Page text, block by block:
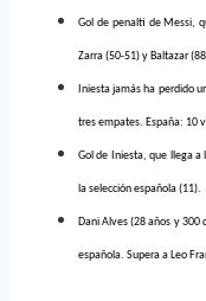
Gol de penalti de Messi,
Zarra (50-51) y Baltazar
Iniesta jamás ha perdido
tres empates. España: 10
Gol de Iniesta, que llega a
la selección española (11).
Dani Alves (28 años y 300
española. Supera a Leo